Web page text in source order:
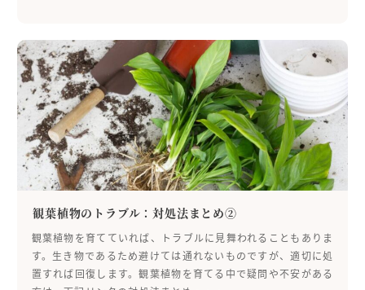
観葉植物のトラブル：対処法まとめ②
観葉植物を育てていれば、トラブルに見舞われることもありま
す。生き物であるため避けては通れないものですが、適切に処
置すれば回復します。観葉植物を育てる中で疑問や不安がある